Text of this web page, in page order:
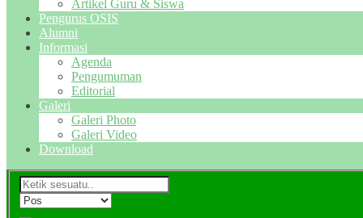
Artikel Guru & Siswa
Pengurus OSIS
Alumni
Informasi
Agenda
Pengumuman
Editorial
Galeri
Galeri Photo
Galeri Video
Download